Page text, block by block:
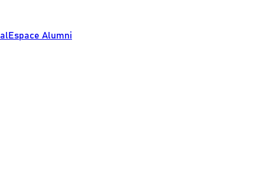
Personnalisez vos préférences pour
Espace Alumni